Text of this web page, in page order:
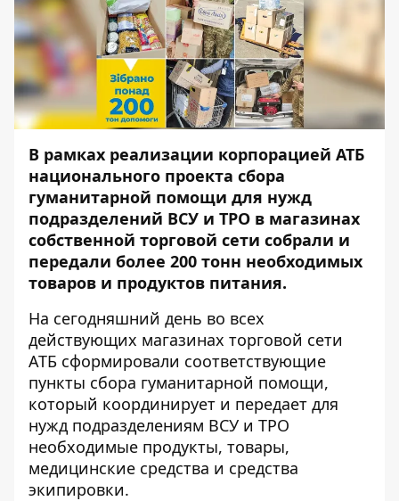
В рамках реализации корпорацией АТБ
национального проекта сбора
гуманитарной помощи для нужд
подразделений ВСУ и ТРО в магазинах
собственной торговой сети собрали и
передали более 200 тонн необходимых
товаров и продуктов питания.
На сегодняшний день во всех
действующих магазинах торговой сети
АТБ сформировали соответствующие
пункты сбора гуманитарной помощи,
который координирует и передает для
нужд подразделениям ВСУ и ТРО
необходимые продукты, товары,
медицинские средства и средства
экипировки.